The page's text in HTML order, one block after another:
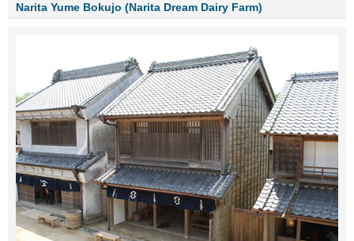
Narita Yume Bokujo (Narita Dream Dairy Farm)